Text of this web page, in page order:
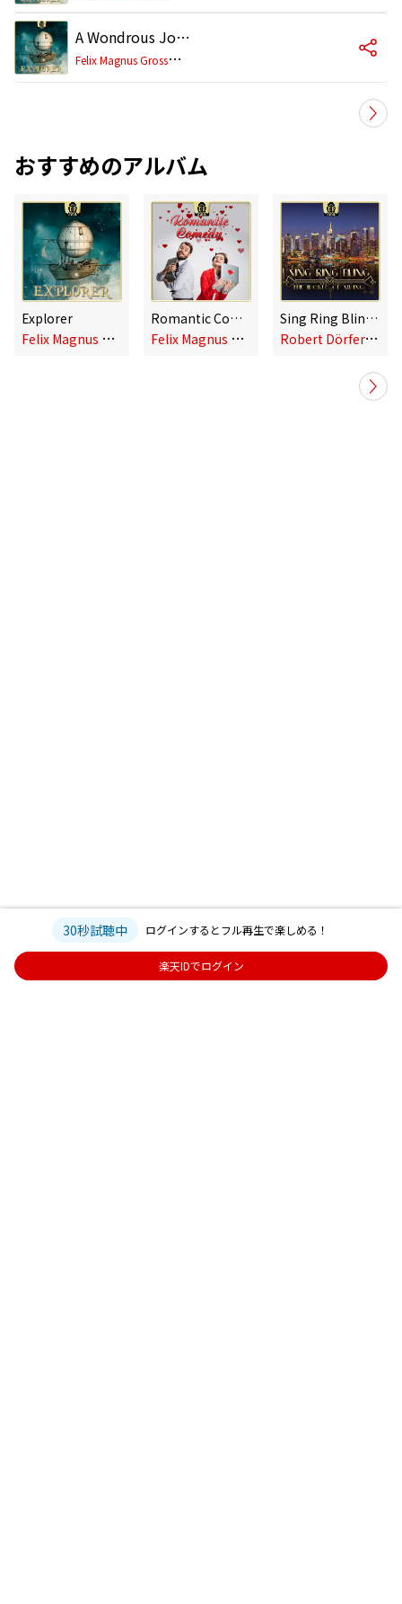
A Wondrous Journey
F
elix Magnus Grossmann
おすすめのアルバム
Explorer
F
elix Magnus Grossmann
Romantic Comedy
F
elix Magnus Grossmann
Sing Ring Bling - The World of Swing
R
obert Dörfer, Felix Magnus Grossmann, Corinna Fiedler
30秒試聴中 ログインするとフル再生で楽しめる！
楽天IDでログイン